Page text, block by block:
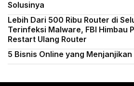
Solusinya
Lebih Dari 500 Ribu Router di
Terinfeksi Malware, FBI Himbau
Restart Ulang Router
5 Bisnis Online yang